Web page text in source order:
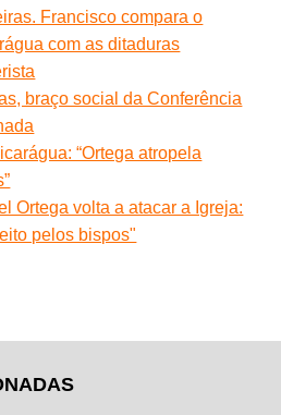
Francisco compara o
com as ditaduras
braço social da Conferência
“Ortega atropela
Ortega volta a atacar a Igreja:
pelos bispos"